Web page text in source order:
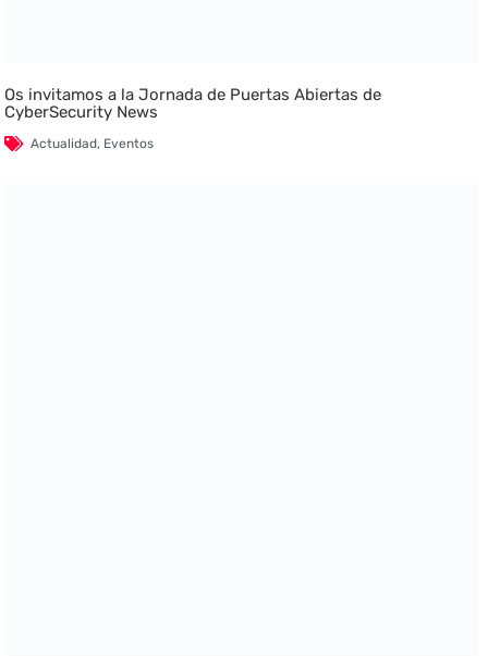
Os invitamos a la Jornada de Puertas Abiertas de
CyberSecurity News
Actualidad, Eventos